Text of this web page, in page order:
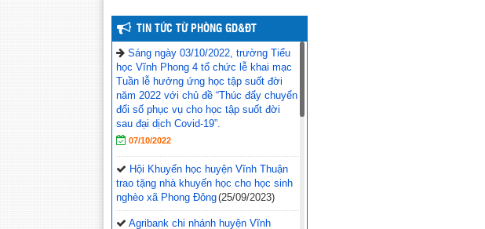
TIN TỨC TỪ PHÒNG GD&ĐT
Sáng ngày 03/10/2022, trường Tiểu
học Vĩnh Phong 4 tổ chức lễ khai mạc
Tuần lễ hưởng ứng học tập suốt đời
năm 2022 với chủ đề “Thúc đẩy chuyển
đổi số phục vụ cho học tập suốt đời
sau đại dịch Covid-19”.
07/10/2022
Hội Khuyến học huyện Vĩnh Thuận
trao tặng nhà khuyến học cho học sinh
nghèo xã Phong Đông(25/09/2023)
Agribank chi nhánh huyện Vĩnh